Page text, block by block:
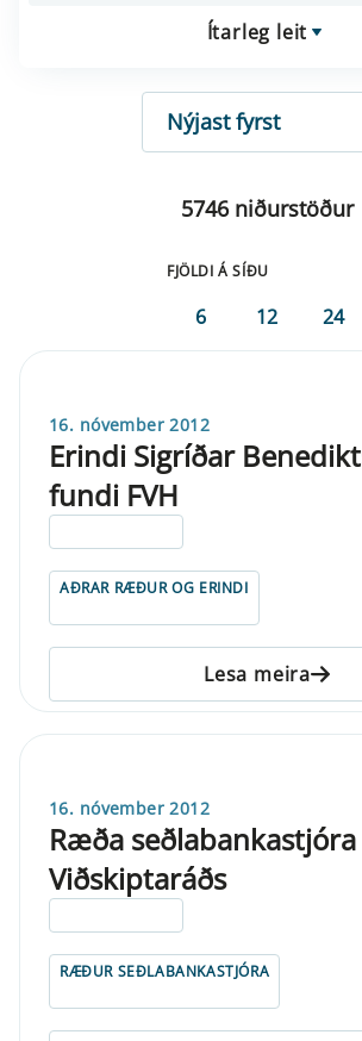
Ítarleg leit
RÖÐUN
5746 niðurstöður
FJÖLDI Á SÍÐU
6 12 24
16. nóvember 2012
Erindi Sigríðar
fundi FVH
AÐRAR RÆÐUR OG ERINDI
Lesa meira
16. nóvember 2012
Ræða
Viðskiptaráðs
RÆÐUR SEÐLABANKASTJÓRA